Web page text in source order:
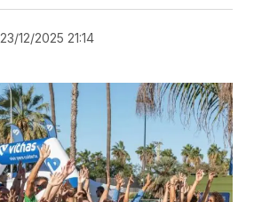
23/12/2025 21:14